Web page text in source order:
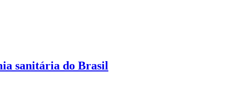
sanitária do Brasil